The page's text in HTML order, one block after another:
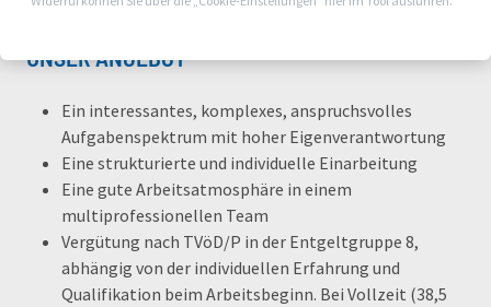
UNSER ANGEBOT
Ein interessantes, komplexes, anspruchsvolles
Aufgabenspektrum mit hoher Eigenverantwortung
Eine strukturierte und individuelle Einarbeitung
Eine gute Arbeitsatmosphäre in einem
multiprofessionellen Team
Vergütung nach TVöD/P in der Entgeltgruppe 8,
abhängig von der individuellen Erfahrung und
Qualifikation beim Arbeitsbeginn. Bei Vollzeit (38,5